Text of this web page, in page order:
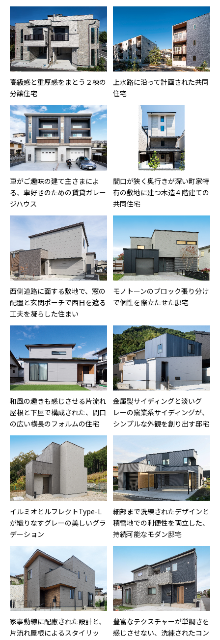
高級感と重厚感をまとう２棟の
分譲住宅
上水路に沿って計画された共同
住宅
車がご趣味の建て主さまによ
る、車好きのための賃貸ガレー
ジハウス
間口が狭く奥行きが深い町家特
有の敷地に建つ木造４階建ての
共同住宅
西側道路に面する敷地で、窓の
配置と玄関ポーチで西日を遮る
工夫を凝らした住まい
モノトーンのブロック張り分け
で個性を際立たせた邸宅
和風の趣きも感じさせる片流れ
屋根と下屋で構成された、間口
の広い横長のフォルムの住宅
金属製サイディングと淡いグ
レーの窯業系サイディングが、
シンプルな外観を創り出す邸宅
イルミオとルフレクトType-L
が織りなすグレーの美しいグラ
デーション
細部まで洗練されたデザインと
積雪地での利便性を両立した、
持続可能なモダン邸宅
家事動線に配慮された設計と、
片流れ屋根によるスタイリッ
豊富なテクスチャーが単調さを
感じさせない、洗練されたコン